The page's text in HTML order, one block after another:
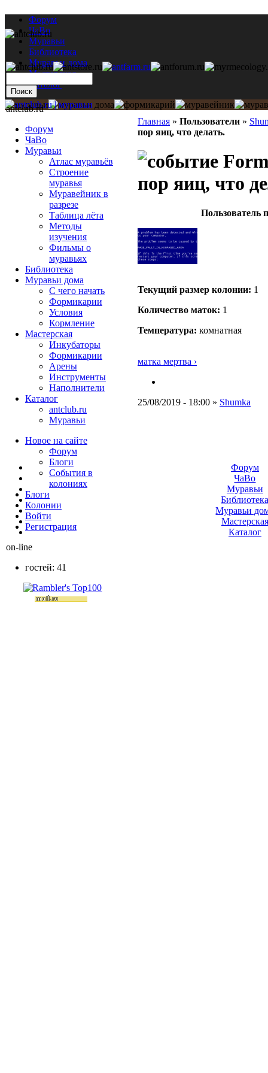
Форум
ЧаВо
Муравьи
Библиотека
Муравьи дома
Мастерская
Каталог
Главная » Пользователи »
пор яиц, что делать.
пор яиц, что
Пользователь
Текущий размер кoлонии: 1
Количество маток: 1
Температура: комнатная
матка мертва ›
25/08/2019 - 18:00 » Shumka
antclub.ru
Форум
ЧаВо
Муравьи
Атлас муравьёв
Строение
муравья
Муравейник в
разрезе
Таблица лёта
Методы
изучения
Фильмы о
муравьях
Библиотека
Муравьи дома
С чего начать
Формикарии
Условия
Кормление
Мастерская
Инкубаторы
Формикарии
Арены
Инструменты
Наполнители
Каталог
antclub.ru
Муравьи
Новое на сайте
Форум
Блоги
События в
колониях
Блоги
Колонии
Войти
Peгиcтpaция
on-line
гостей: 41
Форум
ЧаВо
Муравьи
Муравьи
Мастерская
Каталог